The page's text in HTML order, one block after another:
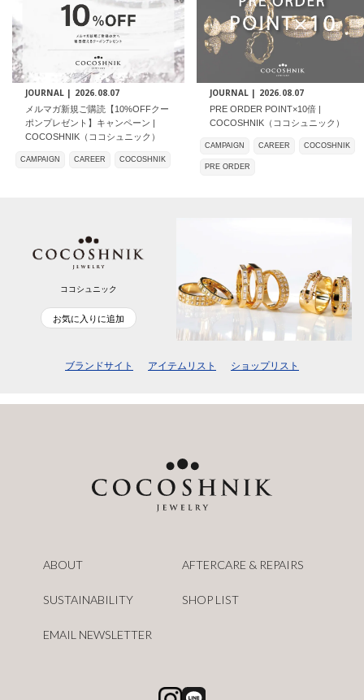
JOURNAL | 2026.08.07
メルマガ新規ご購読【10%OFFクー
ポンプレゼント】キャンペーン |
COCOSHNIK（ココシュニック）
CAMPAIGN CAREER COCOSHNIK
JOURNAL | 2026.08.07
PRE ORDER POINT×10倍 |
COCOSHNIK（ココシュニック）
CAMPAIGN CAREER COCOSHNIK
PRE ORDER
ココシュニック
お気に入りに追加
ブランドサイト アイテムリスト ショップリスト
ABOUT AFTERCARE & REPAIRS
SUSTAINABILITY SHOP LIST
EMAIL NEWSLETTER